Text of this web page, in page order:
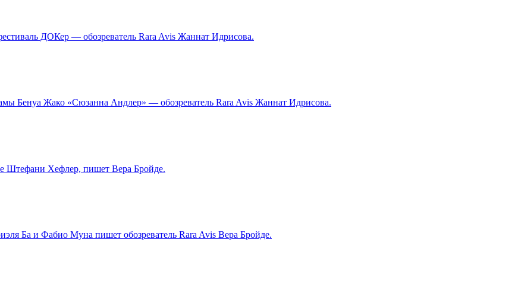
ДОКер — обозреватель Rara Avis Жаннат Идрисова.
Бенуа Жако «Сюзанна Андлер» — обозреватель Rara Avis Жаннат Идрисова.
Штефани Хефлер, пишет Вера Бройде.
Ба и Фабио Муна пишет обозреватель Rara Avis Вера Бройде.